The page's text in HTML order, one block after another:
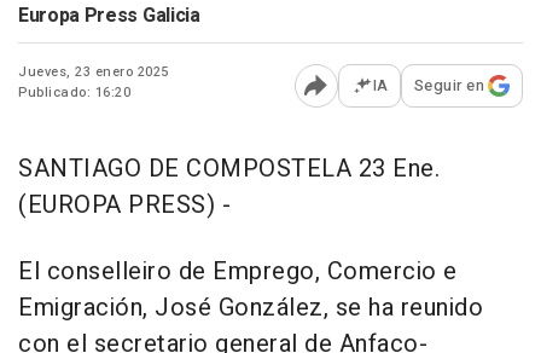
Europa Press Galicia
Jueves, 23 enero 2025
Publicado: 16:20
Abrir opciones para
IA Seguir en
SANTIAGO DE COMPOSTELA 23 Ene.
(EUROPA PRESS) -
El conselleiro de Emprego, Comercio e
Emigración, José González, se ha reunido
con el secretario general de Anfaco-